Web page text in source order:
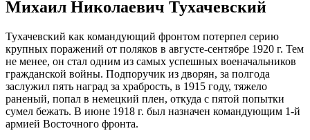
Михаил Николаевич Тухачевский
Тухачевский как командующий фронтом потерпел серию
крупных поражений от поляков в августе-сентябре 1920 г. Тем
не менее, он стал одним из самых успешных военачальников
гражданской войны. Подпоручик из дворян, за полгода
заслужил пять наград за храбрость, в 1915 году, тяжело
раненый, попал в немецкий плен, откуда с пятой попытки
сумел бежать. В июне 1918 г. был назначен командующим 1-й
армией Восточного фронта.